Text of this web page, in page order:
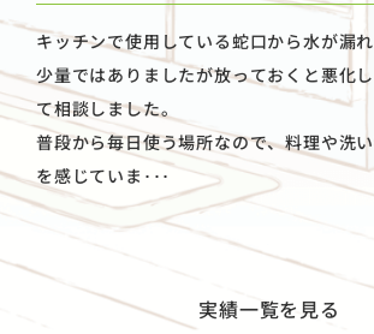
キッチンで使用している蛇口から水が漏れ
少量ではありましたが放っておくと悪化
て相談しました。
普段から毎日使う場所なので、料理や洗
を感じていま･･･
実績一覧を見る